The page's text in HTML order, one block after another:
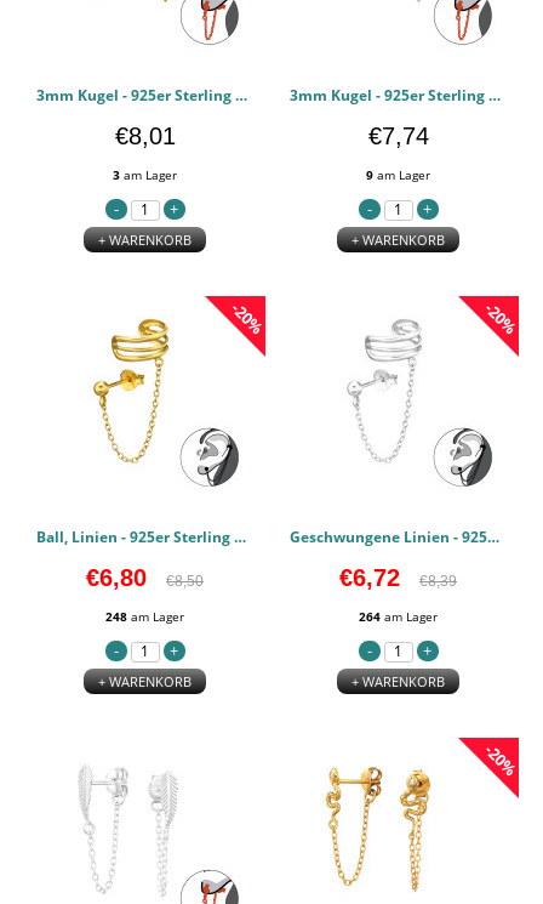
3mm Kugel - 925er Sterling Silber Ear Jackets & Connector Earrings (PRS) PCJW48215
€8,01
3 am Lager
+ WARENKORB
3mm Kugel - 925er Sterling Silber Ear Jackets & Connector Earrings (PRS) PCJW48214
€7,74
9 am Lager
+ WARENKORB
-20%
Ball, Linien - 925er Sterling Silber Ear Jackets & Connector Earrings (PCS) PCJW47993
€6,80 €8,50
248 am Lager
+ WARENKORB
-20%
Geschwungene Linien - 925er Sterling Silber Ear Jackets & Connector Earrings (PCS) PCJW47992
€6,72 €8,39
264 am Lager
+ WARENKORB
-20%